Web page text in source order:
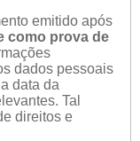
emitido após
como prova de
dados pessoais
data da
Tal
direitos e